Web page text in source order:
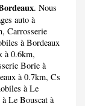
. Nous
auto à
Carrosserie
à Bordeaux
à 0.6km,
Borie à
à 0.7km, Cs
à Le
à Le Bouscat à